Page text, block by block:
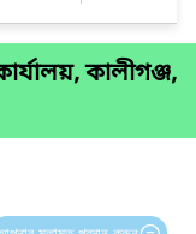
কালীগঞ্জ,